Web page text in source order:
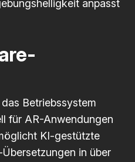
anpasst
Betriebssystem
für AR-Anwendungen
KI-gestützte
in über